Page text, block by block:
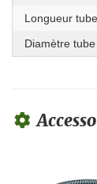
Longueur
Diamètre tube